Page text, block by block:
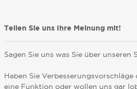
Teilen Sie uns Ihre Meinung mit!
Sagen Sie uns was Sie über unseren
Haben Sie
eine Funktion oder wollen uns gar